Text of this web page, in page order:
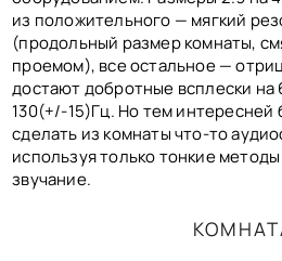
из положительного — мягкий
(продольный размер комнаты,
проемом), все остальное —
достают добротные всплески на
130(+/-15)Гц. Но тем интересней
сделать из комнаты что-то
используя только тонкие
звучание.